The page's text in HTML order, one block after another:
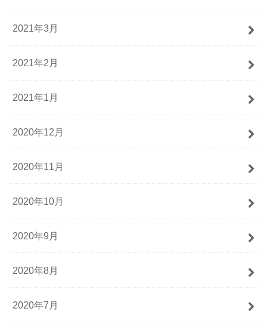
2021年3月
2021年2月
2021年1月
2020年12月
2020年11月
2020年10月
2020年9月
2020年8月
2020年7月